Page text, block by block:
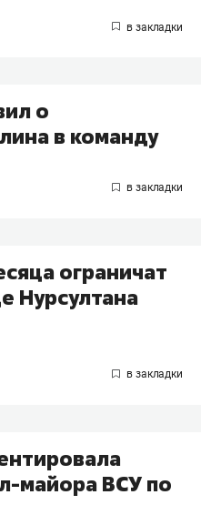
о
в команду
ограничат
Нурсултана
майора ВСУ по